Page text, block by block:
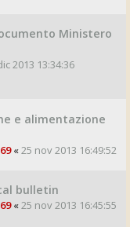
Ministero
2013 13:34:36
e alimentazione
«25 nov 2013 16:49:52
bulletin
«25 nov 2013 16:45:55